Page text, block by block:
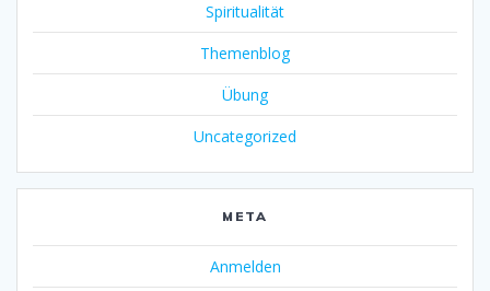
Spiritualität
Themenblog
Übung
Uncategorized
META
Anmelden